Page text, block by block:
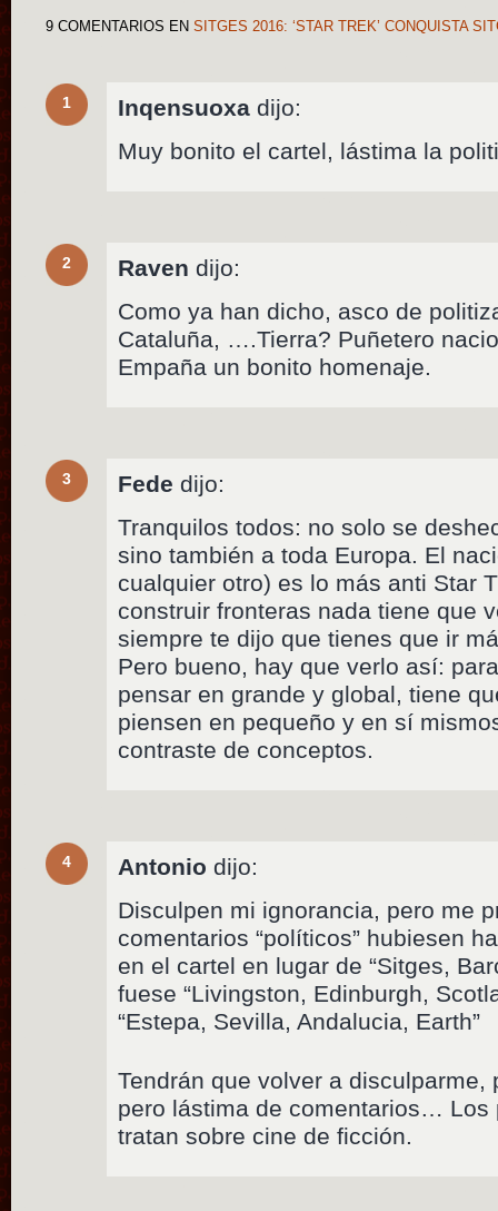
9 COMENTARIOS EN SITGES 2016: ‘STAR TREK’ CONQUISTA
1 Inqensuoxa dijo:
Muy bonito el cartel, lástima la
2 Raven dijo:
Como ya han dicho, asco de
Cataluña, ….Tierra? Puñetero
Empaña un bonito homenaje.
3 Fede dijo:
Tranquilos todos: no solo se
sino también a toda Europa. El
cualquier otro) es lo más anti Star
construir fronteras nada tiene que
siempre te dijo que tienes que ir
Pero bueno, hay que verlo así:
pensar en grande y global, tiene
piensen en pequeño y en sí
contraste de conceptos.
4 Antonio dijo:
Disculpen mi ignorancia, pero me
comentarios “políticos” hubiesen
en el cartel en lugar de “Sitges,
fuese “Livingston, Edinburgh,
“Estepa, Sevilla, Andalucia, Earth”
Tendrán que volver a
pero lástima de comentarios… Los
tratan sobre cine de ficción.